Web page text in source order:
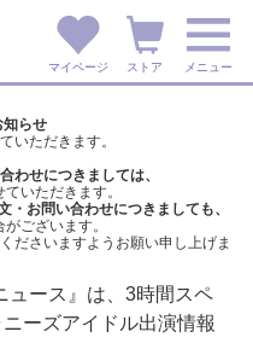
マイページ ストア メニュー
知らせ
いただきます。
わせにつきましては、
ていただきます。
・ お問い合わせにつきましても、
ございます。
ださいますようお願い申し上げま
ュース』は、3時間スペ
ーズアイドル出演情報